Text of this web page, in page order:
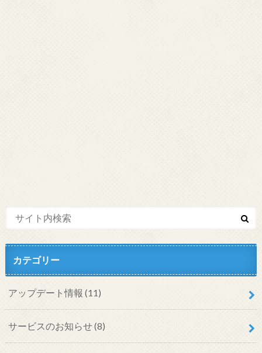
カテゴリー
アップデート情報 (11)
サービスのお知らせ(8)